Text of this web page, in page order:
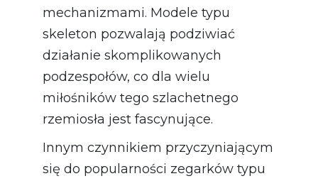
mechanizmami. Modele typu
skeleton pozwalają podziwiać
działanie skomplikowanych
podzespołów, co dla wielu
miłośników tego szlachetnego
rzemiosła jest fascynujące.
Innym czynnikiem przyczyniającym
się do popularności zegarków typu